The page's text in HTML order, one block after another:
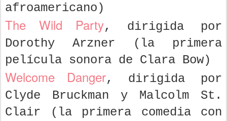
afroamericano)
The Wild Party, dirigida por
Dorothy Arzner (la primera
película sonora de Clara Bow)
Welcome Danger, dirigida por
Clyde Bruckman y Malcolm St.
Clair (la primera comedia con